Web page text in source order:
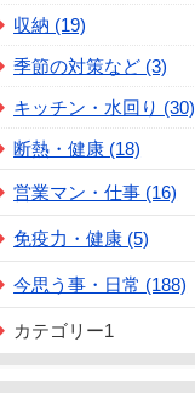
収納 (19)
季節の対策など (3)
キッチン・水回り (30)
断熱・健康 (18)
営業マン・仕事 (16)
免疫力・健康 (5)
今思う事・日常 (188)
カテゴリー1